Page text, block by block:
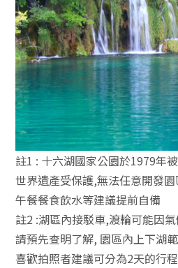
註1 : 十六湖國家公園於1979年
世界遺產受保護,無法任意開發
午餐餐食飲水等建議提前自備
註2 :湖區內接駁車,渡輪可能因
請預先查明了解, 園區內上下湖
喜歡拍照者建議可分為2天的行